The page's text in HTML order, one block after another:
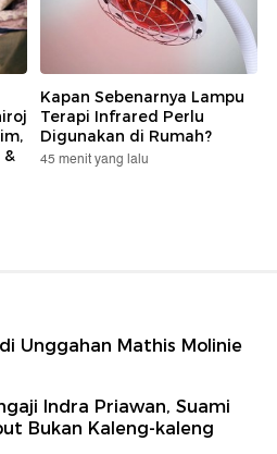
&
Kapan Sebenarnya Lampu
Terapi Infrared Perlu
Digunakan di Rumah?
45 menit yang lalu
Unggahan Mathis Molinie
Indra Priawan, Suami
Bukan Kaleng-kaleng